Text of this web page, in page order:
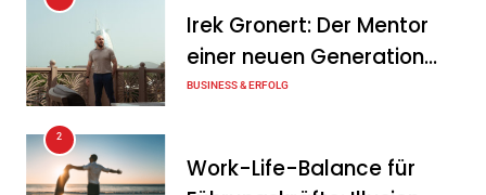
Mitarbeitergespräch pro
Jahr nichts verändert – und
was stattdessen
Verbindlichkeit schafft
Tanja Schiller 7. August 2026
Irek Gronert: Der Mentor
einer neuen Generation
von Unternehmern
BUSINESS & ERFOLG
2
Work-Life-Balance für